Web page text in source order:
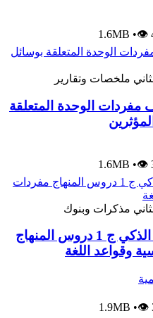
وتقارير
الوحدة المتعلقة
وبنوك
مذكرة مراجعة سبيديا الكتاب الذكي ج 1 دروس المنهاج
اللغة